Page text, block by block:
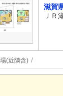
滋賀
ＪＲ
(近隣含)